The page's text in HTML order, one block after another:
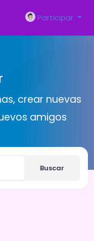
Participar
crear nuevas
amigos
Buscar